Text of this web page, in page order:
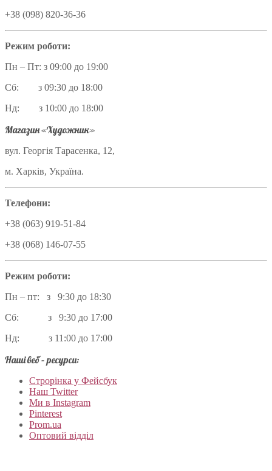
+38 (098) 820-36-36
Режим роботи:
Пн – Пт: з 09:00 до 19:00
Сб: з 09:30 до 18:00
Нд: з 10:00 до 18:00
Магазин «Художник»
вул. Георгія Тарасенка, 12,
м. Харків, Україна.
Телефони:
+38 (063) 919-51-84
+38 (068) 146-07-55
Режим роботи:
Пн – пт: з 9:30 до 18:30
Сб: з 9:30 до 17:00
Нд: з 11:00 до 17:00
Наші веб – ресурси:
Строрінка у Фейсбук
Наш Twitter
Ми в Instagram
Pinterest
Prom.ua
Оптовий відділ